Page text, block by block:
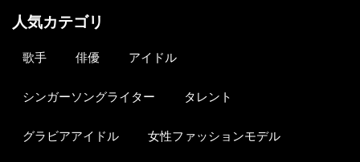
人気カテゴリ
歌手 俳優 アイドル
シンガーソングライター タレント
グラビアアイドル 女性ファッションモデル